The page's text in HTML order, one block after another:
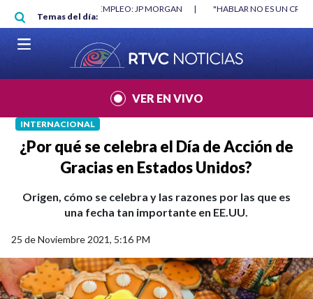
Pasar al contenido principal
Temas del día:
"HABLAR NO ES UN CRIMEN": CARTA DE BETO CORAL |
VER EN VIVO
INTERNACIONAL
¿Por qué se celebra el Día de Acción de
Gracias en Estados Unidos?
Origen, cómo se celebra y las razones por las que es
una fecha tan importante en EE.UU.
25 de Noviembre 2021, 5:16 PM